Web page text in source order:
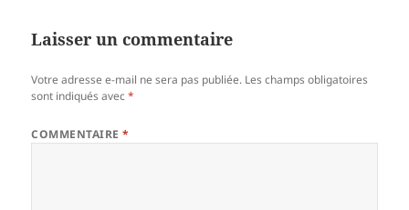
Laisser un commentaire
Votre adresse e-mail ne sera pas publiée. Les champs obligatoires
sont indiqués avec*
COMMENTAIRE*